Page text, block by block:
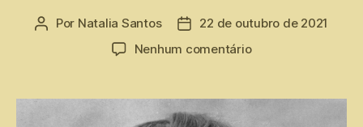
Por Natalia Santos
22 de outubro de 2021
Nenhum comentário